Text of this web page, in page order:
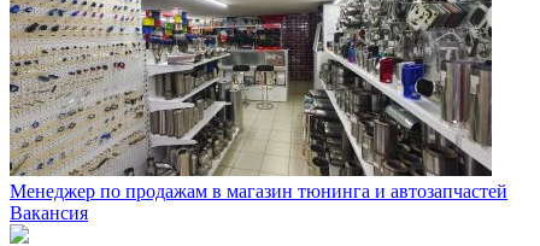
Менеджер по продажам в магазин тюнинга и автозапчастей
Вакансия